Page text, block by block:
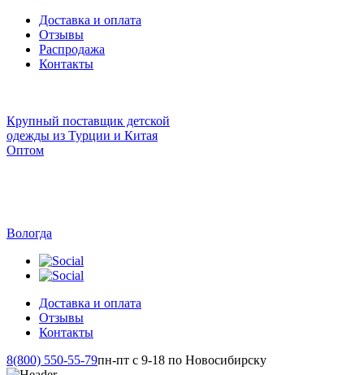
Доставка и оплата
Отзывы
Распродажа
Контакты
Крупный поставщик детской
одежды из Турции и Китая
Оптом
Вологда
Доставка и оплата
Отзывы
Контакты
8(800) 550-55-79пн-пт с 9-18 по Новосибирску